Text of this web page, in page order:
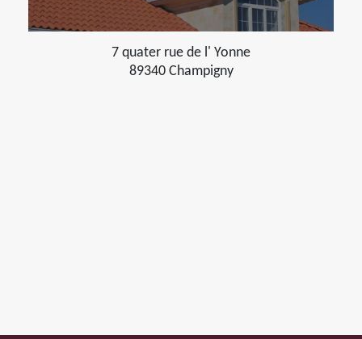
7 quater rue de l' Yonne
89340 Champigny